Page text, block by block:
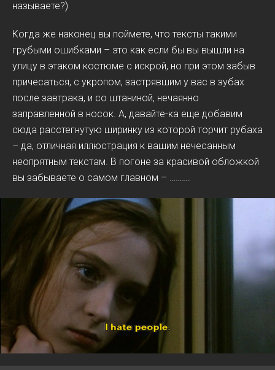
называете?)
Когда же наконец вы поймете, что тексты такими
грубыми ошибками – это как если бы вы вышли на
улицу в этаком костюме с искрой, но при этом забыв
причесаться, с укропом, застрявшим у вас в зубах
после завтрака, и со штаниной, нечаянно
заправленной в носок. А, давайте-ка еще добавим
сюда расстегнутую ширинку из которой торчит рубаха
– да, отличная иллюстрация к вашим нечесанным
неопрятным текстам. В погоне за красивой обложкой
вы забываете о самом главном – ……….